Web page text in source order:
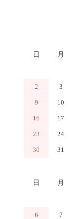
日 月
2 3
9 10
16 17
23 24
30
31
日 月
6 7